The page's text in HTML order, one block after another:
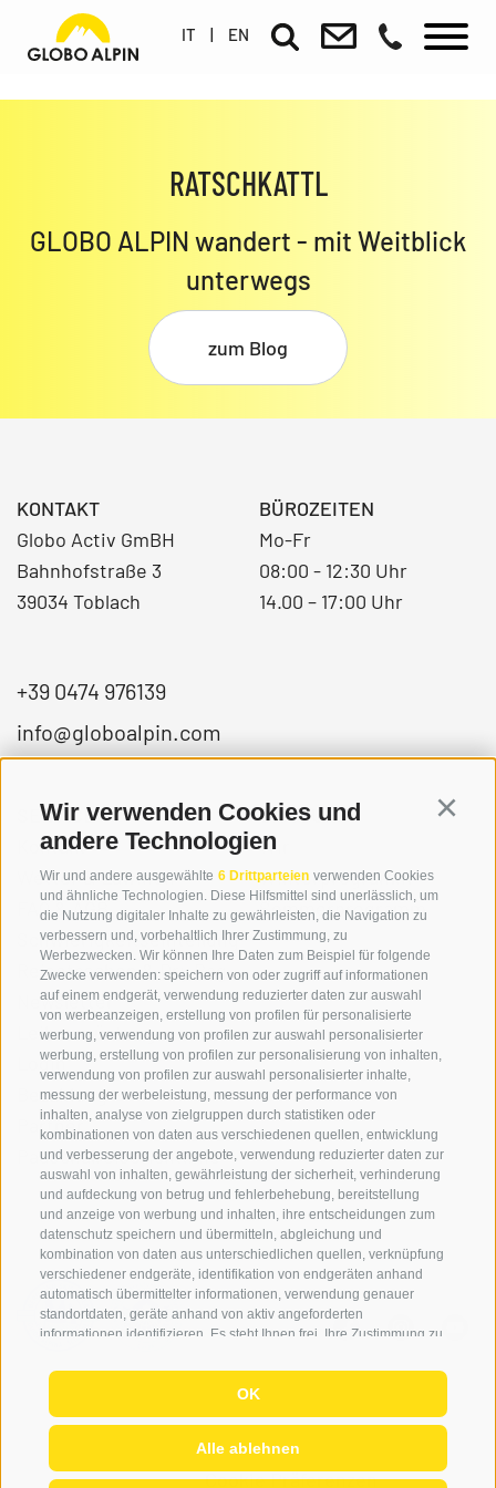
Wir verwenden Cookies und
andere Technologien
Wir und andere ausgewählte 6 Drittparteien verwenden Cookies
und ähnliche Technologien. Diese Hilfsmittel sind unerlässlich, um
die Nutzung digitaler Inhalte zu gewährleisten, die Navigation zu
verbessern und, vorbehaltlich Ihrer Zustimmung, zu
Werbezwecken. Wir können Ihre Daten zum Beispiel für folgende
Zwecke verwenden: speichern von oder zugriff auf informationen
auf einem endgerät, verwendung reduzierter daten zur auswahl
von werbeanzeigen, erstellung von profilen für personalisierte
werbung, verwendung von profilen zur auswahl personalisierter
werbung, erstellung von profilen zur personalisierung von inhalten,
verwendung von profilen zur auswahl personalisierter inhalte,
messung der werbeleistung, messung der performance von
inhalten, analyse von zielgruppen durch statistiken oder
kombinationen von daten aus verschiedenen quellen, entwicklung
und verbesserung der angebote, verwendung reduzierter daten zur
auswahl von inhalten, gewährleistung der sicherheit, verhinderung
und aufdeckung von betrug und fehlerbehebung, bereitstellung
und anzeige von werbung und inhalten, ihre entscheidungen zum
datenschutz speichern und übermitteln, abgleichung und
kombination von daten aus unterschiedlichen quellen, verknüpfung
verschiedener endgeräte, identifikation von endgeräten anhand
automatisch übermittelter informationen, verwendung genauer
standortdaten, geräte anhand von aktiv angeforderten
informationen identifizieren. Es steht Ihnen frei, Ihre Zustimmung zu
wesentlichen Einschränkungen führt. Wenn Sie auf „Cookies
akzeptieren" klicken, erklären Sie sich mit der Verwendung von
Cookies und ähnlichen Tools einverstanden. Verwenden Sie die
Schaltfläche „Einstellungen verwalten", um Ihre Auswahl
anzupassen oder „Alle ablehnen", um ohne Cookies fortzufahren,
die nicht unbedingt erforderlich sind. Sie können Ihre Einstellungen
OK
Alle ablehnen
IT | EN
RATSCHKATTL
GLOBO ALPIN wandert - mit Weitblick
unterwegs
zum Blog
KONTAKT
Globo Activ GmBH
Bahnhofstraße 3
39034 Toblach
+39 0474 976139
info@globoalpin.com
BÜROZEITEN
Mo-Fr
08:00 - 12:30 Uhr
14.00 – 17:00 Uhr
SERVICE
Kontakt
Wetter & Lawinen
FAQ & AGB
Schwierigkeitseinteilung
Reisetaschen & Dry Bag
Newsletter
Leihausrüstung
Login
Bezahlung
Partner
Pauschalreiserichtlinie
ON TOUR
Wir
Winterprogramm
Sommerprogramm
© 2026 Globo Activ GmBH | it | en | IT02778720215
Impressum | Cookie-Richtlinie
Privacy | Cookie Präferenzen